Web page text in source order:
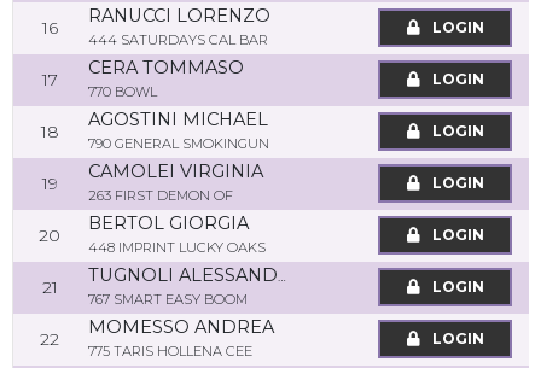
16
RANUCCI LORENZO
444 SATURDAYS CAL BAR
LOGIN
17
CERA TOMMASO
770 BOWL
LOGIN
18
AGOSTINI MICHAEL
790 GENERAL SMOKINGUN
LOGIN
19
CAMOLEI VIRGINIA
263 FIRST DEMON OF
LOGIN
20
BERTOL GIORGIA
448 IMPRINT LUCKY OAKS
LOGIN
21
TUGNOLI ALESSANDRO
767 SMART EASY BOOM
LOGIN
22
MOMESSO ANDREA
775 TARIS HOLLENA CEE
LOGIN